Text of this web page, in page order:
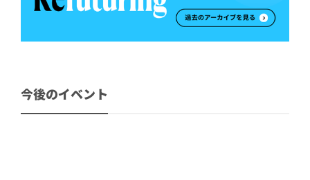
今後のイベント